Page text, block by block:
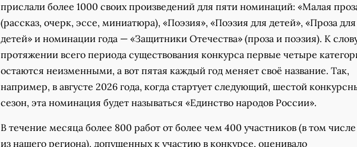
прислали более 1000 своих произведений для пяти номинаций: «Малая
(рассказ, очерк, эссе, миниатюра), «Поэзия», «Поэзия для детей», «Проза для
детей» и номинации года — «Защитники Отечества» (проза и поэзия). К
протяжении всего периода существования конкурса первые четыре
остаются неизменными, а вот пятая каждый год меняет своё название. Так,
например, в августе 2026 года, когда стартует следующий, шестой
сезон, эта номинация будет называться «Единство народов России».
В течение месяца более 800 работ от более чем 400 участников (в том
из нашего региона), допущенных к участию в конкурсе, оценивало